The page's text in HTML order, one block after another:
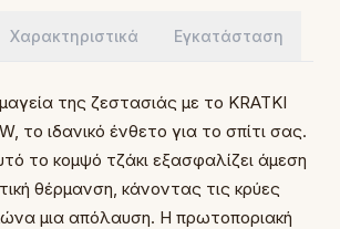
Χαρακτηριστικά Εγκατάσταση
της ζεστασιάς με το KRATKI
το ιδανικό ένθετο για το σπίτι σας.
το κομψό τζάκι εξασφαλίζει άμεση
θέρμανση, κάνοντας τις κρύες
μια απόλαυση. Η πρωτοποριακή